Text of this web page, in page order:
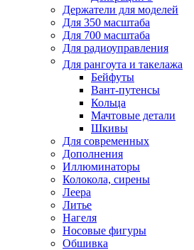
Держатели для моделей
Для 350 масштаба
Для 700 масштаба
Для радиоуправления
Для рангоута и такелажа
Бейфуты
Вант-путенсы
Кольца
Мачтовые детали
Шкивы
Для современных
Дополнения
Иллюминаторы
Колокола, сирены
Леера
Литье
Нагеля
Носовые фигуры
Обшивка